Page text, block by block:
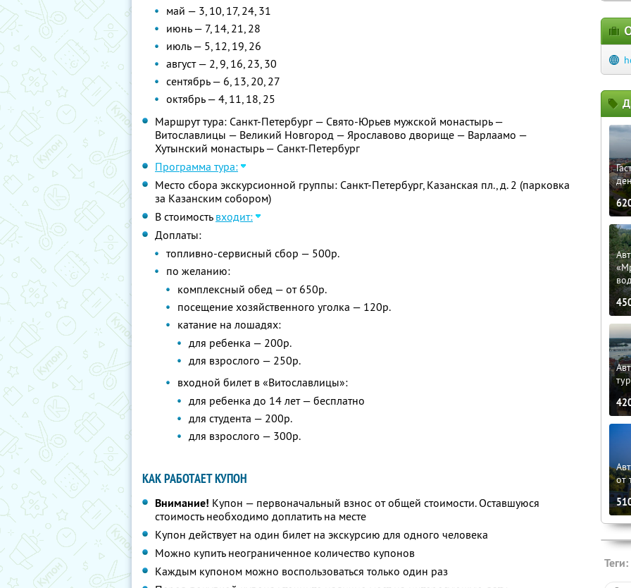
май — 3, 10, 17, 24, 31
июнь — 7, 14, 21, 28
июль — 5, 12, 19, 26
август — 2, 9, 16, 23, 30
сентябрь — 6, 13, 20, 27
октябрь — 4, 11, 18, 25
Маршрут тура: Санкт-Петербург — Свято-Юрьев мужской монастырь —
Витославлицы — Великий Новгород — Ярославово дворище — Варлаамо —
Хутынский монастырь — Санкт-Петербург
Программа тура:
Место сбора экскурсионной группы: Санкт-Петербург, Казанская пл., д. 2 (парковка
за Казанским собором)
В стоимость входит:
Доплаты:
топливно-сервисный сбор — 500р.
по желанию:
комплексный обед — от 650р.
посещение хозяйственного уголка — 120р.
катание на лошадях:
для ребенка — 200р.
для взрослого — 250р.
входной билет в «Витославлицы»:
для ребенка до 14 лет — бесплатно
для студента — 200р.
для взрослого — 300р.
КАК РАБОТАЕТ КУПОН
Внимание! Купон — первоначальный взнос от общей стоимости. Оставшуюся
стоимость необходимо доплатить на месте
Купон действует на один билет на экскурсию для одного человека
Можно купить неограниченное количество купонов
Каждым купоном можно воспользоваться только один раз
от
Теги: